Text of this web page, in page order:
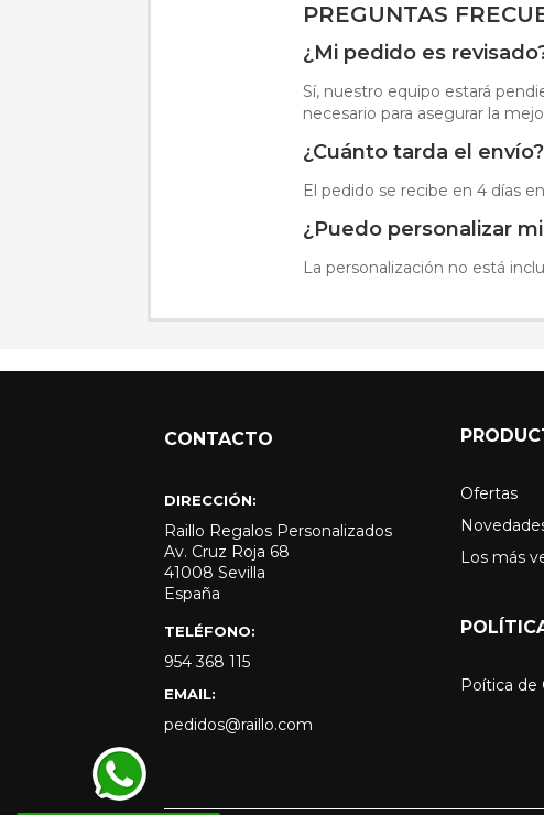
PREGUNTAS
¿Mi pedido es
Sí, nuestro equipo estará
necesario para asegurar la
¿Cuánto tarda el envío?
El pedido se recibe en 4 días
¿Puedo personalizar
La personalización no está
CONTACTO
DIRECCIÓN:
Raillo Regalos Personalizados
Av. Cruz Roja 68
41008 Sevilla
España
TELÉFONO:
954 368 115
EMAIL:
pedidos@raillo.com
Ofertas
Los más
Poítica de